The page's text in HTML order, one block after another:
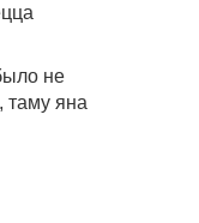
не
таму яна